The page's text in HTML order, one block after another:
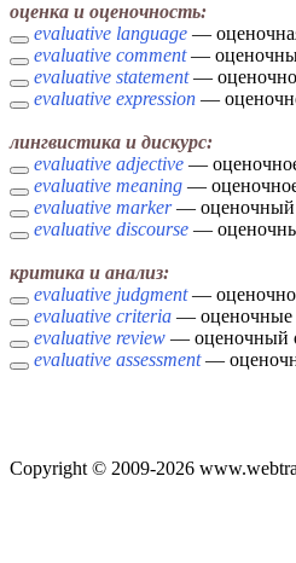
оценка и оценочность:
evaluative language —
evaluative comment—
evaluative statement—
evaluative expression —
лингвистика и дискурс:
evaluative adjective —
evaluative meaning —
evaluative marker— оценочный
evaluative discourse —
критика и анализ:
evaluative judgment—
evaluative criteria — оценочные
evaluative review — оценочный
evaluative assessment—
Copyright © 2009-2026